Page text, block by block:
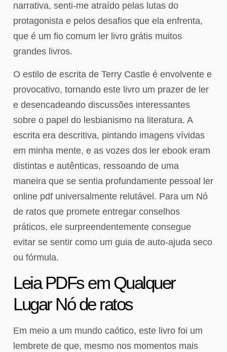
narrativa, senti-me atraído pelas lutas do
protagonista e pelos desafios que ela enfrenta,
que é um fio comum ler livro grátis muitos
grandes livros.
O estilo de escrita de Terry Castle é envolvente e
provocativo, tornando este livro um prazer de ler
e desencadeando discussões interessantes
sobre o papel do lesbianismo na literatura. A
escrita era descritiva, pintando imagens vívidas
em minha mente, e as vozes dos ler ebook eram
distintas e autênticas, ressoando de uma
maneira que se sentia profundamente pessoal ler
online pdf universalmente relutável. Para um Nó
de ratos que promete entregar conselhos
práticos, ele surpreendentemente consegue
evitar se sentir como um guia de auto-ajuda seco
ou fórmula.
Leia PDFs em Qualquer
Lugar Nó de ratos
Em meio a um mundo caótico, este livro foi um
lembrete de que, mesmo nos momentos mais